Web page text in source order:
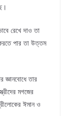
রেখে দাও তা
পার তা উত্তম
জ্ঞানবোধে তার
মগজের
ঈমান ও